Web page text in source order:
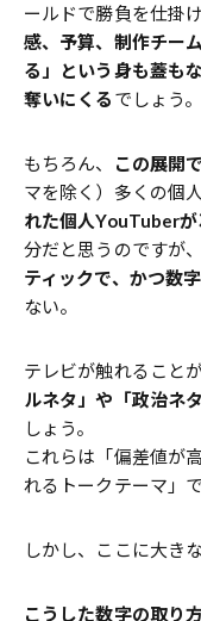
ールドで勝負を仕掛け
感、予算、制作チー
る」という身も蓋も
奪いにくる でしょう。
もちろん、 この展開
マを除く）多くの個
れた個人YouTuberが
分だと思うのですが
ティックで、かつ数
ない。
テレビが触れること
ルネタ」や「政治ネタ
しょう。
これらは「偏差値が
れるトークテーマ」
しかし、ここに大き
こうした数字の取り